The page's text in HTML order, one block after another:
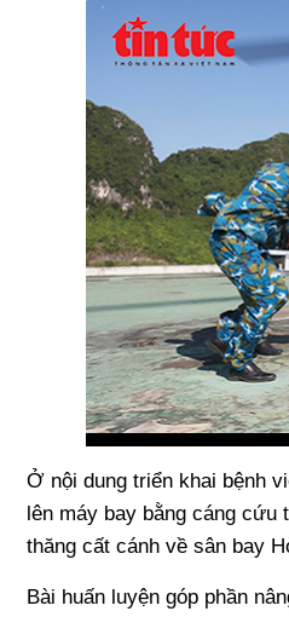
Ở nội dung triển khai bệnh
lên máy bay bằng cáng
thăng cất cánh về sân bay
Bài huấn luyện góp phần